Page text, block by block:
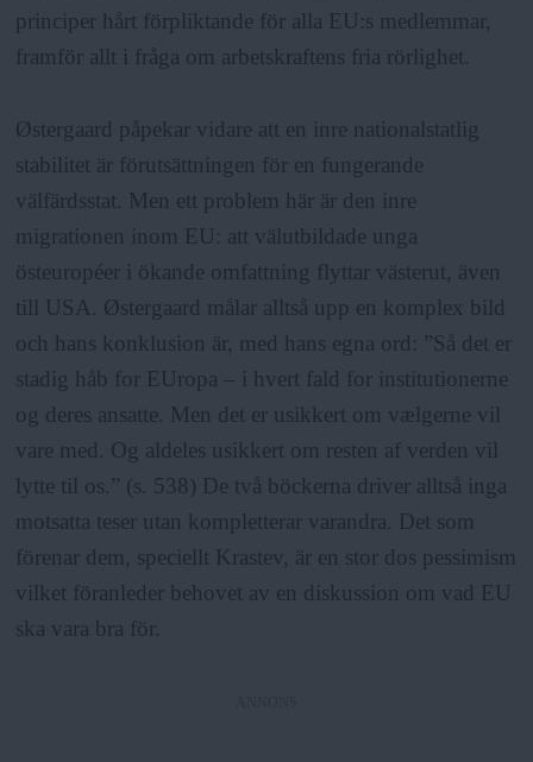
principer hårt förpliktande för alla EU:s medlemmar,
framför allt i fråga om arbetskraftens fria rörlighet.
Østergaard påpekar vidare att en inre nationalstatlig
stabilitet är förutsättningen för en fungerande
välfärdsstat. Men ett problem här är den inre
migrationen inom EU: att välutbildade unga
östeuropéer i ökande omfattning flyttar västerut, även
till USA. Østergaard målar alltså upp en komplex bild
och hans konklusion är, med hans egna ord: ”Så det er
stadig håb for EUropa – i hvert fald for institutionerne
og deres ansatte. Men det er usikkert om vælgerne vil
vare med. Og aldeles usikkert om resten af verden vil
lytte til os.” (s. 538) De två böckerna driver alltså inga
motsatta teser utan kompletterar varandra. Det som
förenar dem, speciellt Krastev, är en stor dos pessimism
vilket föranleder behovet av en diskussion om vad EU
ska vara bra för.